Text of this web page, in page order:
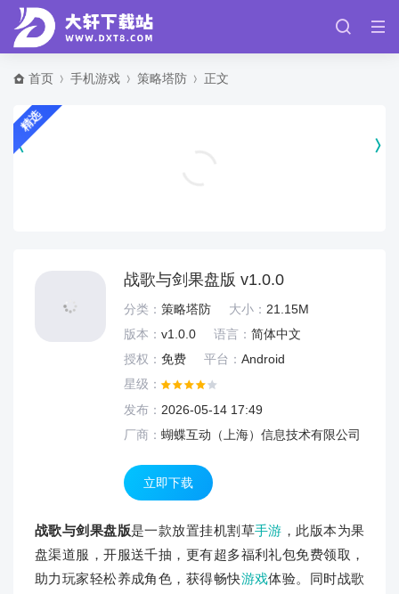
首页 手机游戏 策略塔防 正文
精选
战歌与剑果盘版 v1.0.0
分类： 策略塔防 大小： 21.15M
版本： v1.0.0 语言： 简体中文
授权： 免费 平台： Android
星级：
发布： 2026-05-14 17:49
厂商： 蝴蝶互动（上海）信息技术有限公司
立即下载
战歌与剑果盘版是一款放置挂机割草手游 ，此版本为果
盘渠道服，开服送千抽，更有超多福利礼包免费领取，
助力玩家轻松养成角色，获得畅快游戏体验。同时战歌